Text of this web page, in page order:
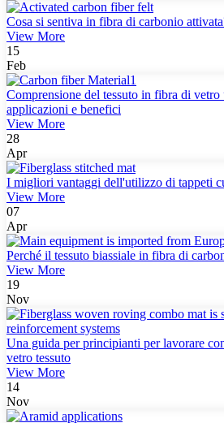
Cosa si sentiva in fibra di carbonio
View More
15
Feb
Comprensione del tessuto in fibra di vetro
applicazioni e benefici
View More
28
Apr
I migliori vantaggi dell'utilizzo di tappeti
View More
07
Apr
Perché il tessuto biassiale in fibra di
View More
19
Nov
Una guida per principianti per lavorare
vetro tessuto
View More
14
Nov